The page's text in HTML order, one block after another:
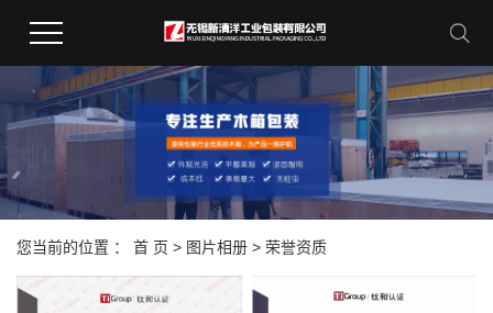
您当前的位置 ： 首 页 > 图片相册 > 荣誉资质